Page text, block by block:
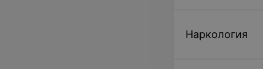
Наркология